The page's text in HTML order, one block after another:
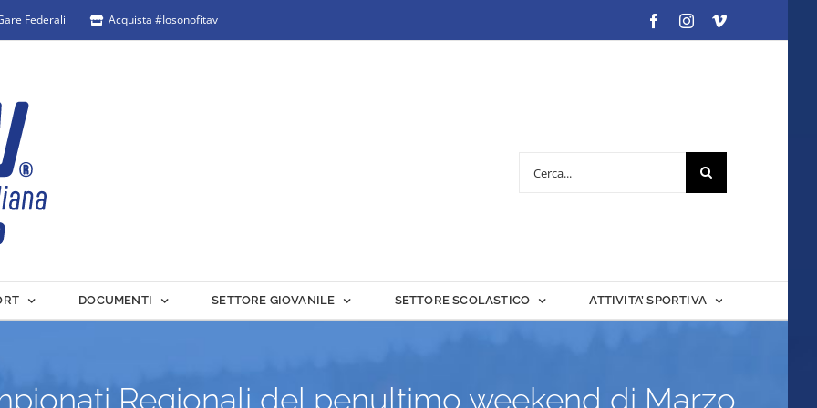
Federali Acquista #Iosonofitav FacebookInstagramVimeo
DOCUMENTI SETTORE GIOVANILE SETTORE SCOLASTICO ATTIVITA’ SPORTIVA
Regionali del penultimo weekend di Marzo